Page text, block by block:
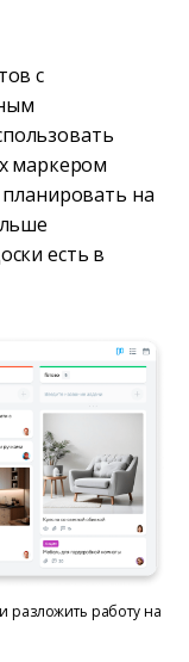
с
маркером
на
есть в
разложить работу на